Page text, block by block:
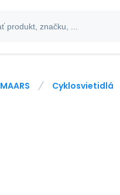
MAARS Cyklosvietidlá